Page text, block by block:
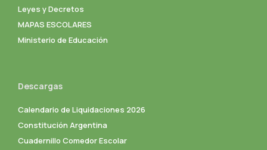
Leyes y Decretos
MAPAS ESCOLARES
Ministerio de Educación
Descargas
Calendario de Liquidaciones 2026
Constitución Argentina
Cuadernillo Comedor Escolar